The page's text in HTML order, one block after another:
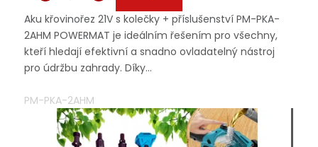
Aku křovinořez 21V s kolečky + příslušenství PM-PKA-
2AHM POWERMAT je ideálním řešením pro všechny,
kteří hledají efektivní a snadno ovladatelný nástroj
pro údržbu zahrady. Díky...
PM-PKA-2AHM